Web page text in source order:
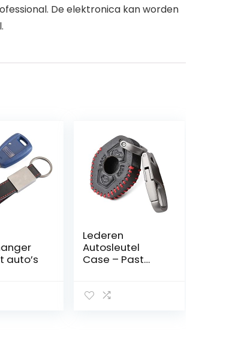
De elektronica kan worden
auto’s
Lederen
Autosleutel
Case – Past
E38 E39 E46 E83